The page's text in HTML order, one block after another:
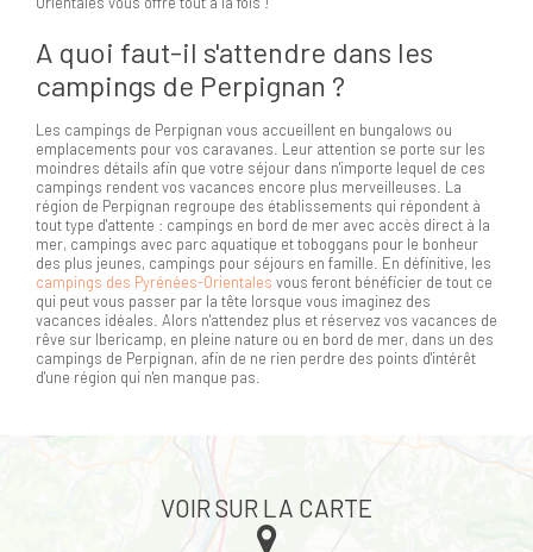
A quoi faut-il s'attendre dans les
campings de Perpignan ?
Les campings de Perpignan vous accueillent en bungalows ou
emplacements pour vos caravanes. Leur attention se porte sur les
moindres détails afin que votre séjour dans n'importe lequel de ces
campings rendent vos vacances encore plus merveilleuses. La
région de Perpignan regroupe des établissements qui répondent à
tout type d'attente : campings en bord de mer avec accès direct à la
mer, campings avec parc aquatique et toboggans pour le bonheur
des plus jeunes, campings pour séjours en famille. En définitive, les
campings des Pyrénées-Orientales vous feront bénéficier de tout ce
qui peut vous passer par la tête lorsque vous imaginez des
vacances idéales. Alors n'attendez plus et réservez vos vacances de
rêve sur Ibericamp, en pleine nature ou en bord de mer, dans un des
campings de Perpignan, afin de ne rien perdre des points d'intérêt
d'une région qui n'en manque pas.
VOIR SUR LA CARTE